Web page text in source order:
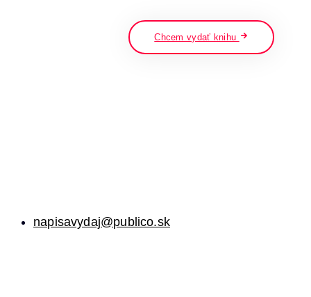
Chcem vydať knihu
napisavydaj@publico.sk